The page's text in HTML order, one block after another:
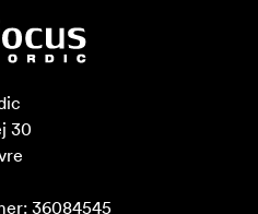
30
36084545